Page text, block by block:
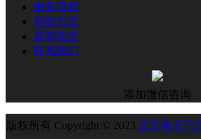
服务流程
销毁方式
新闻动态
联系我们
添加微信咨询
版权所有 Copyright © 2023 北京电子产